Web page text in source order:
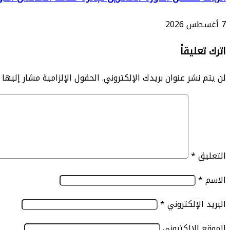
7 أغسطس 2026
اترك تعليقاً
لن يتم نشر عنوان بريدك الإلكتروني.الحقول الإلزامية مشار
التعليق*
الاسم*
البريد الإلكتروني*